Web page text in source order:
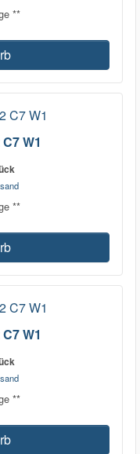
**
W1
**
W1
**